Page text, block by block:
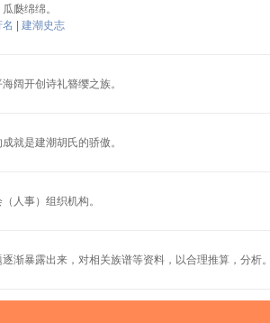
瓞绵绵。
建潮史志
阔开创诗礼簪缨之族。
就是建潮胡氏的骄傲。
人事）组织机构。
渐暴露出来，对相关族谱等资料，以合理推算，分析。